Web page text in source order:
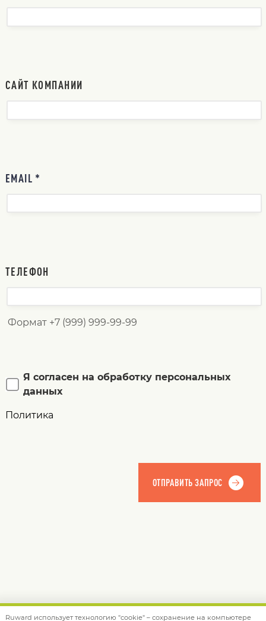
САЙТ КОМПАНИИ
EMAIL *
ТЕЛЕФОН
Формат +7 (999) 999-99-99
Я согласен на обработку персональных
данных
Политика
Ruward использует технологию "cookie" – сохранение на компьютере